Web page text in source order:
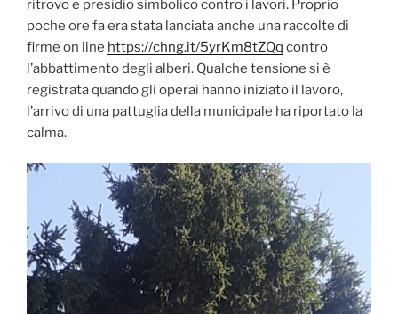
ritrovo e presidio simbolico contro i lavori. Proprio
poche ore fa era stata lanciata anche una raccolte di
firme on line https://chng.it/5yrKm8tZQq contro
l’abbattimento degli alberi. Qualche tensione si è
registrata quando gli operai hanno iniziato il lavoro,
l’arrivo di una pattuglia della municipale ha riportato la
calma.